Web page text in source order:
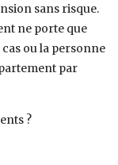
sans risque.
ne porte que
ou la personne
par
?